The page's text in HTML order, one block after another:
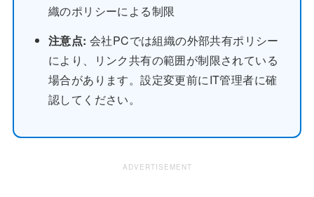
織のポリシーによる制限
注意点: 会社PCでは組織の外部共有ポリシー
により、リンク共有の範囲が制限されている
場合があります。設定変更前にIT管理者に確
認してください。
ADVERTISEMENT